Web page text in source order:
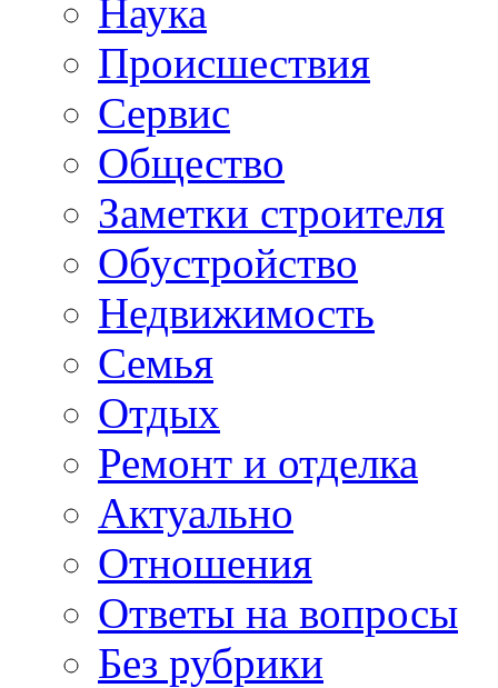
Наука
Происшествия
Сервис
Общество
Заметки строителя
Обустройство
Недвижимость
Семья
Отдых
Ремонт и отделка
Актуально
Отношения
Ответы на вопросы
Без рубрики